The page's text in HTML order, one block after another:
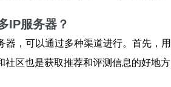
IP服务器？
器，可以通过多种渠道进行。首先，
区也是获取推荐和评测信息的好地